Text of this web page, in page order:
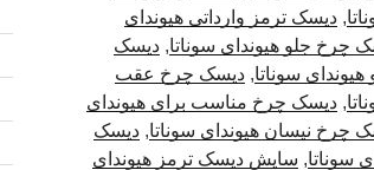
, دیسک ترمز وارداتی هیوندای
چرخ جلو هیوندای سوناتا, دیسک
سوناتا, دیسک چرخ عقب
, دیسک چرخ مناسب برای هیوندای
چرخ نیسان هیوندای سوناتا, دیسک
سوناتا, سایش دیسک ترمز هیوندای